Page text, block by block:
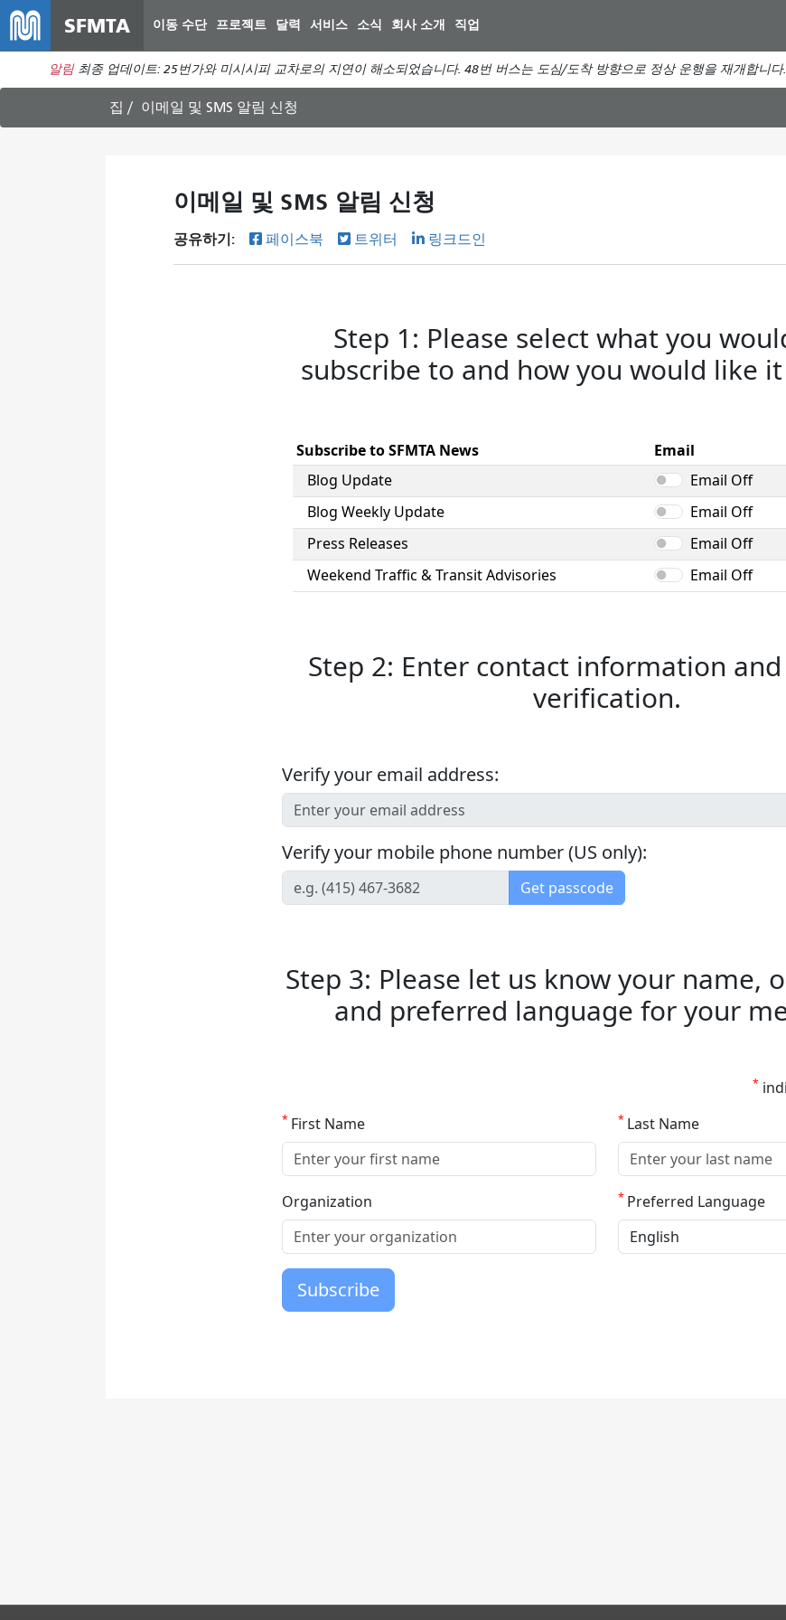
컨
텐
SFMTA 이동 수단 프로젝트 달력 서비스 소식 회사 소개 직업
알림 최종 업데이트: 25번가와 미시시피 교차로의 지연이 해소되었습니다. 48번 버스는 도심/도착 방향으로 정상 운행을 재개합니다.
집 이메일 및 SMS 알림 신청
이메일 및 SMS 알림 신청
공유하기: 페이스북 트위터 링크드인